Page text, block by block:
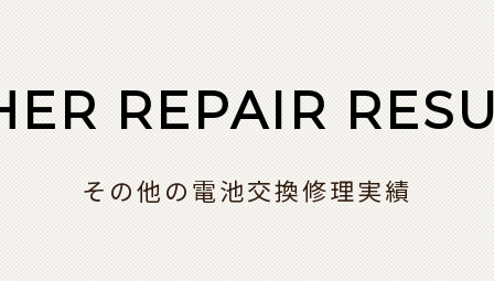
REPAIR
その他の電池交換修理実績